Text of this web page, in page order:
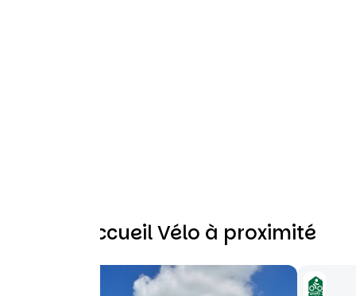
Autres Accueil Vélo à proximité